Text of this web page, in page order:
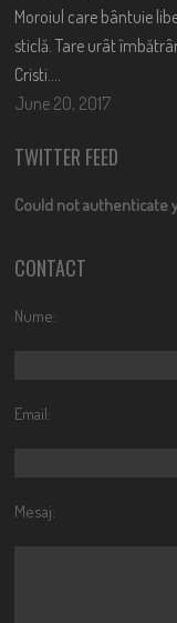
Moroiul care bântuie
sticlă. Tare urât
Cristi….
June 20, 2017
TWITTER FEED
Could not authenticate
CONTACT
Nume:
Email:
Mesaj: